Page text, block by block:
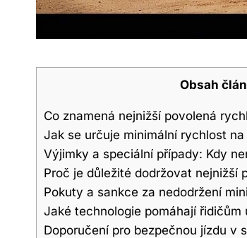
Obsah
Co znamená nejnižší povolená
Jak se určuje minimální rychlost
Výjimky a speciální případy: Kdy
Proč je důležité dodržovat nejnižší
Pokuty a sankce za nedodržení
Jaké technologie pomáhají
Doporučení pro bezpečnou jízdu v